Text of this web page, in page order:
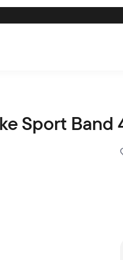
Sport
цене с доставкой